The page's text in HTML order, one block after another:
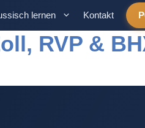
lernen Kontakt
RVP &